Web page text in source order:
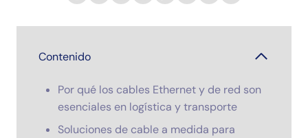
Contenido
Por qué los cables Ethernet y de red son
esenciales en logística y transporte
Soluciones de cable a medida para